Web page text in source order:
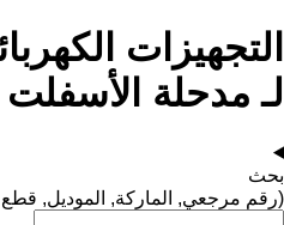
لـ مدحلة الأسفلت
بحث
(رقم مرجعي, الماركة, الموديل, قطع